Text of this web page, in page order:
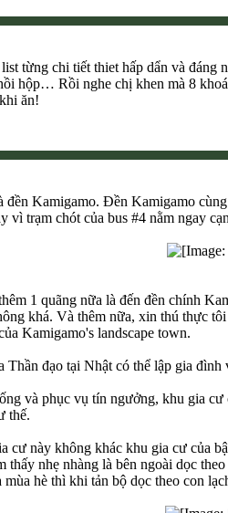
từng chi tiết thiet hấp dẩn và đáng
hộp… Rồi nghe chị khen mà 8
ăn!
đền Kamigamo. Đền Kamigamo
vì trạm chót của bus #4 nằm ngay
1 quãng nữa là đến đền chính
khá. Và thêm nữa, xin thú thực
Kamigamo's landscape town.
Thần đạo tại Nhật có thể lập gia
và phục vụ tín ngưởng, khu gia
thế.
cư này không khác khu gia cư của
nhẹ nhàng là bên ngoài dọc
hè thì khi tản bộ dọc theo con